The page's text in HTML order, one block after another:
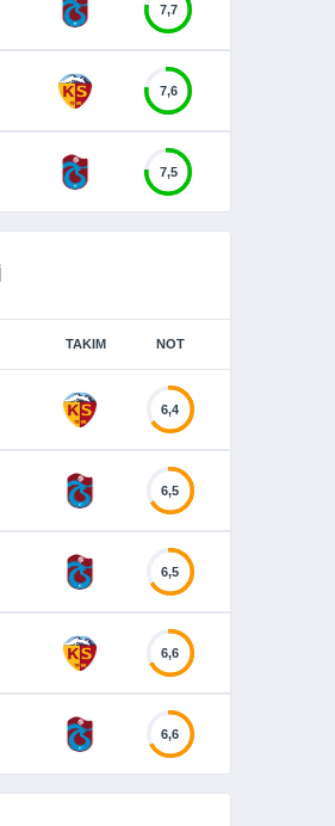
7,7
7,6
7,5
TAKIM NOT
6,4
6,5
6,5
6,6
6,6